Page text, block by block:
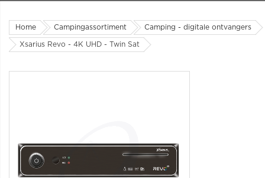
Home Campingassortiment Camping - digitale ontvangers
Xsarius Revo - 4K UHD - Twin Sat